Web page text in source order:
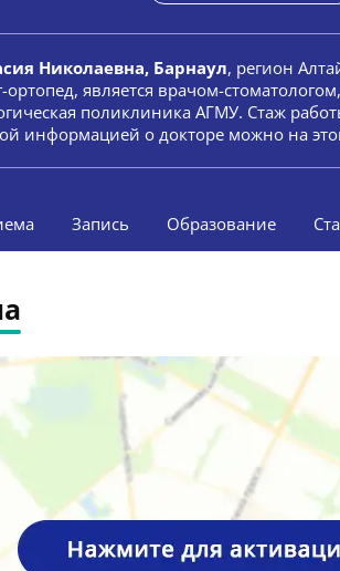
Николаевна, Барнаул, регион
ортопед, является врачом-
поликлиника АГМУ. Стаж
информацией о докторе можно на
Запись Образование